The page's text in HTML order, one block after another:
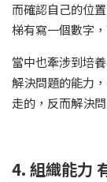
而確認自己的位
梯有寫一個數字
當中也牽涉到培
解決問題的能力
走的，反而解決
4. 組織能力